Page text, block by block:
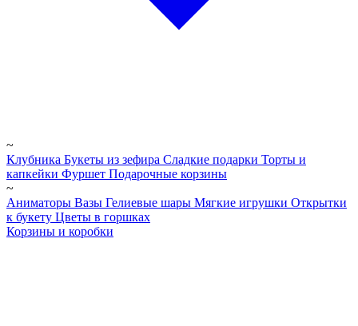
~
Клубника Букеты из зефира Сладкие подарки Торты и
капкейки Фуршет Подарочные корзины
~
Аниматоры Вазы Гелиевые шары Мягкие игрушки Открытки
к букету Цветы в горшках
Корзины и коробки